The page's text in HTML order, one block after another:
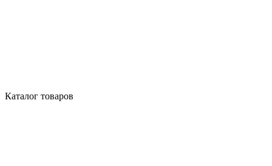
Каталог товаров